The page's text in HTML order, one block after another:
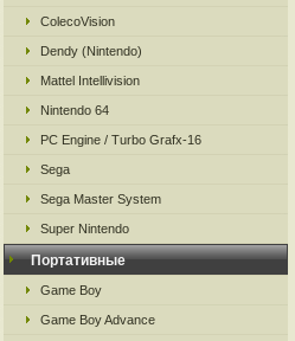
ColecoVision
Dendy (Nintendo)
Mattel Intellivision
Nintendo 64
PC Engine / Turbo Grafx-16
Sega
Sega Master System
Super Nintendo
Портативные
Game Boy
Game Boy Advance